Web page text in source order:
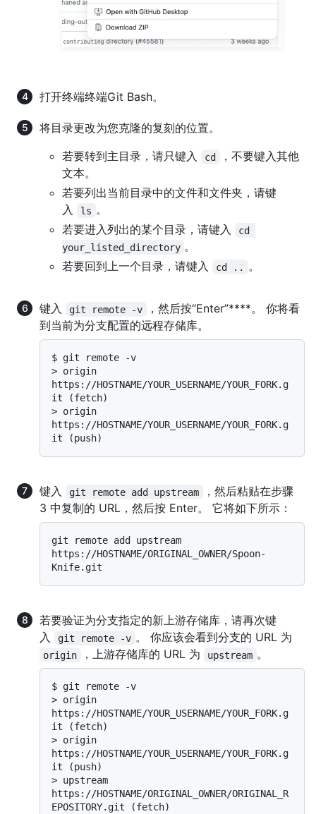
打开终端终端Git Bash。
将目录更改为您克隆的复刻的位置。
若要转到主目录，请只键入
cd
，不要键入其他
文本。
若要列出当前目录中的文件和文件夹，请键
入
ls 。
若要进入列出的某个目录，请键入
cd
your_listed_directory 。
若要回到上一个目录，请键入
cd .. 。
键入 git remote -v
，然后按“Enter”****。 你将看
到当前为分支配置的远程存储库。
$ git remote -v
> origin
https://HOSTNAME/YOUR_USERNAME/YOUR_FORK.g
it (fetch)
> origin
https://HOSTNAME/YOUR_USERNAME/YOUR_FORK.g
it (push)
键入 git remote add upstream
，然后粘贴在步骤
3 中复制的 URL，然后按 Enter。 它将如下所示：
git remote add upstream
https://HOSTNAME/ORIGINAL_OWNER/Spoon-
若要验证为分支指定的新上游存储库，请再次键
入
git remote -v 。 你应该会看到分支的 URL 为
origin ，上游存储库的 URL 为 upstream 。
$ git remote -v
> origin
https://HOSTNAME/YOUR_USERNAME/YOUR_FORK.g
it (fetch)
> origin
https://HOSTNAME/YOUR_USERNAME/YOUR_FORK.g
it (push)
> upstream
https://HOSTNAME/ORIGINAL_OWNER/ORIGINAL_R
EPOSITORY.git (fetch)